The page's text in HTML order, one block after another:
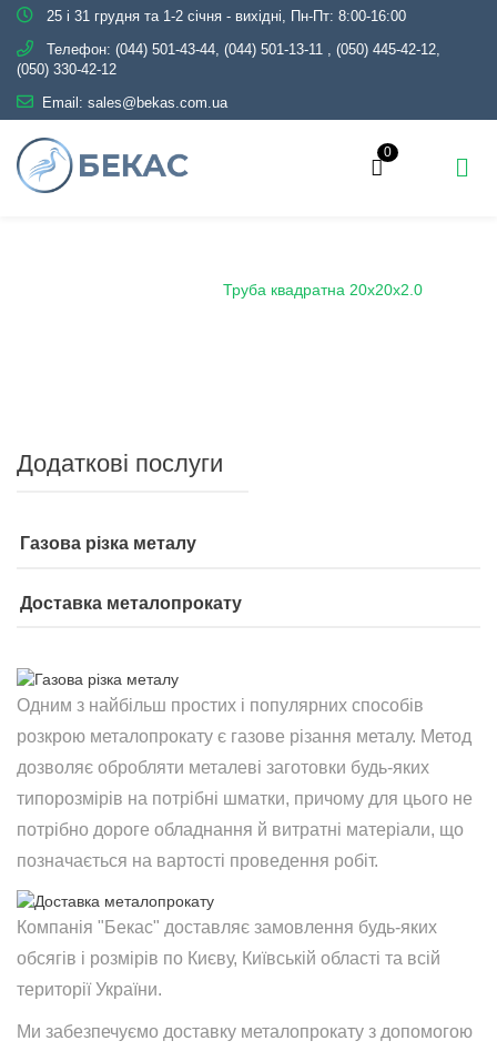
25 і 31 грудня та 1-2 січня - вихідні, Пн-Пт: 8:00-16:00
Телефон: (044) 501-43-44, (044) 501-13-11 , (050) 445-42-12,
(050) 330-42-12
Email: sales@bekas.com.ua
0
Труба квадратна 20х20х2.0
Додаткові послуги
Газова різка металу
Доставка металопрокату
Одним з найбільш простих і популярних способів
розкрою металопрокату є газове різання металу. Метод
дозволяє обробляти металеві заготовки будь-яких
типорозмірів на потрібні шматки, причому для цього не
потрібно дороге обладнання й витратні матеріали, що
позначається на вартості проведення робіт.
Компанія "Бекас" доставляє замовлення будь-яких
обсягів і розмірів по Києву, Київській області та всій
території України.
Ми забезпечуємо доставку металопрокату з допомогою